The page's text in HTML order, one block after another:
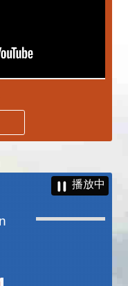
播放中